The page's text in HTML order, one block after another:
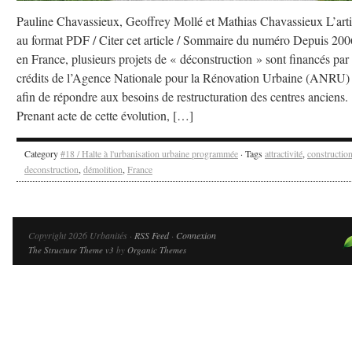
Pauline Chavassieux, Geoffrey Mollé et Mathias Chavassieux
au format PDF / Citer cet article / Sommaire du numéro Depuis
en France, plusieurs projets de « déconstruction » sont financés par
crédits de l’Agence Nationale pour la Rénovation Urbaine (ANRU)
afin de répondre aux besoins de restructuration des centres anciens.
Prenant acte de cette évolution, […]
Category#18 / Halte à l'urbanisation urbaine programmée · Tags attractivité, construction
deconstruction, démolition, France
Copyright 2026 Urbanités · RSS Feed· Connexion
The Structure Theme v3 by Organic Themes